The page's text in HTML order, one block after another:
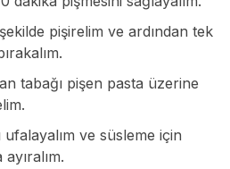
pişirelim ve ardından tek
tabağı pişen pasta üzerine
ufalayalım ve süsleme için